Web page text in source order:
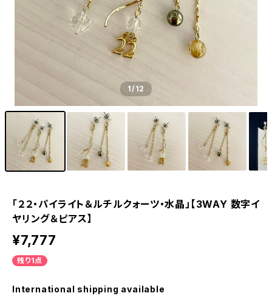
1/12
「２２・パイライト＆ルチルクォーツ・水晶」【3WAY 数字イ
ヤリング＆ピアス】
¥7,777
残り1点
International shipping available